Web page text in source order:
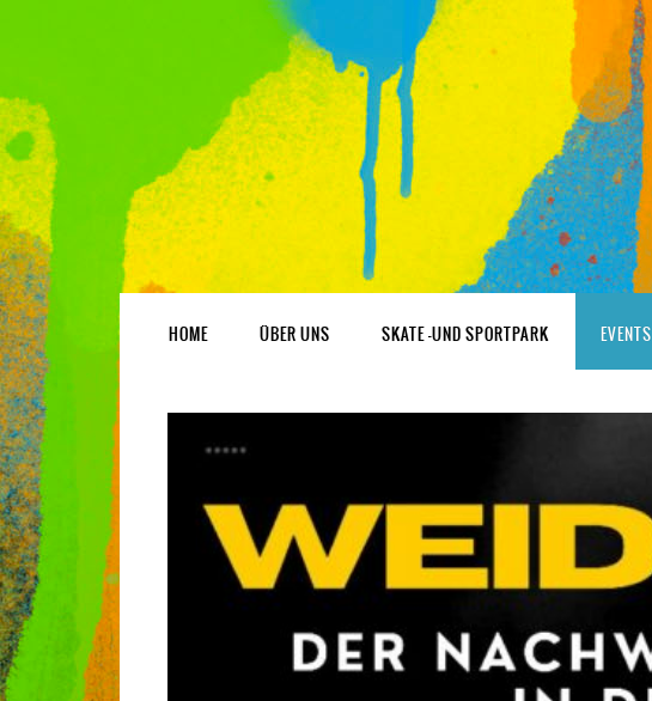
HOME ÜBER UNS SKATE -UND SPORTPARK EVENTS